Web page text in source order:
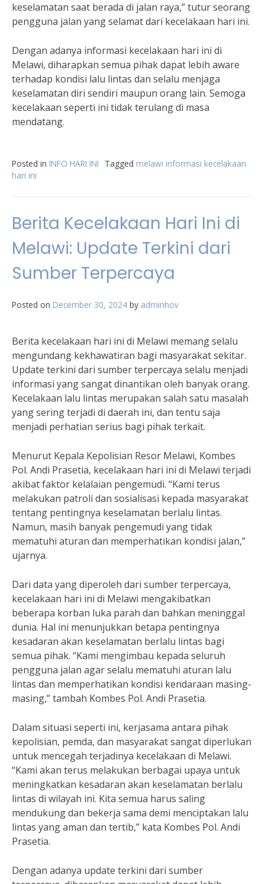
keselamatan saat berada di jalan raya,” tutur seorang
pengguna jalan yang selamat dari kecelakaan hari ini.
Dengan adanya informasi kecelakaan hari ini di
Melawi, diharapkan semua pihak dapat lebih aware
terhadap kondisi lalu lintas dan selalu menjaga
keselamatan diri sendiri maupun orang lain. Semoga
kecelakaan seperti ini tidak terulang di masa
mendatang.
Posted in INFO HARI INI Tagged melawi informasi kecelakaan
hari ini
Berita Kecelakaan Hari Ini di
Melawi: Update Terkini dari
Sumber Terpercaya
Posted on December 30, 2024 by adminhov
Berita kecelakaan hari ini di Melawi memang selalu
mengundang kekhawatiran bagi masyarakat sekitar.
Update terkini dari sumber terpercaya selalu menjadi
informasi yang sangat dinantikan oleh banyak orang.
Kecelakaan lalu lintas merupakan salah satu masalah
yang sering terjadi di daerah ini, dan tentu saja
menjadi perhatian serius bagi pihak terkait.
Menurut Kepala Kepolisian Resor Melawi, Kombes
Pol. Andi Prasetia, kecelakaan hari ini di Melawi terjadi
akibat faktor kelalaian pengemudi. “Kami terus
melakukan patroli dan sosialisasi kepada masyarakat
tentang pentingnya keselamatan berlalu lintas.
Namun, masih banyak pengemudi yang tidak
mematuhi aturan dan memperhatikan kondisi jalan,”
ujarnya.
Dari data yang diperoleh dari sumber terpercaya,
kecelakaan hari ini di Melawi mengakibatkan
beberapa korban luka parah dan bahkan meninggal
dunia. Hal ini menunjukkan betapa pentingnya
kesadaran akan keselamatan berlalu lintas bagi
semua pihak. “Kami mengimbau kepada seluruh
pengguna jalan agar selalu mematuhi aturan lalu
lintas dan memperhatikan kondisi kendaraan masing-
masing,” tambah Kombes Pol. Andi Prasetia.
Dalam situasi seperti ini, kerjasama antara pihak
kepolisian, pemda, dan masyarakat sangat diperlukan
untuk mencegah terjadinya kecelakaan di Melawi.
“Kami akan terus melakukan berbagai upaya untuk
meningkatkan kesadaran akan keselamatan berlalu
lintas di wilayah ini. Kita semua harus saling
mendukung dan bekerja sama demi menciptakan lalu
lintas yang aman dan tertib,” kata Kombes Pol. Andi
Prasetia.
Dengan adanya update terkini dari sumber